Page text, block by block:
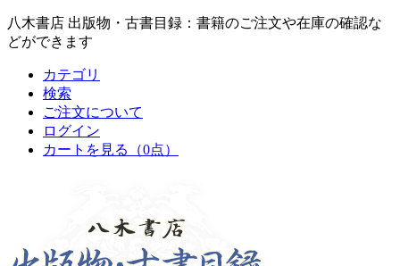
八木書店 出版物・古書目録：書籍のご注文や在庫の確認な
どができます
カテゴリ
検索
ご注文について
ログイン
カートを見る
（0点）